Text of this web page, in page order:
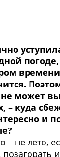
может
– куда
и
– не лето,